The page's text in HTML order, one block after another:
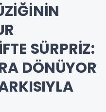
SÜRPRİZ:
DÖNÜYOR